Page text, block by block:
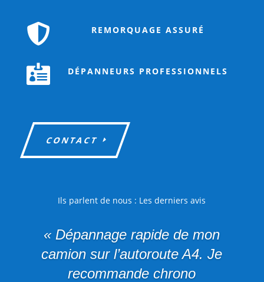
 REMORQUAGE ASSURÉ
 DÉPANNEURS PROFESSIONNELS
CONTACT
Ils parlent de nous : Les derniers avis
« Dépannage rapide de mon
camion sur l’autoroute A4. Je
recommande chrono